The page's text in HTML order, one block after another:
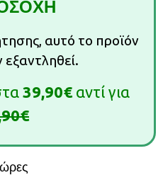
αυτό το προϊόν
εξαντληθεί.
39,90€αντί για